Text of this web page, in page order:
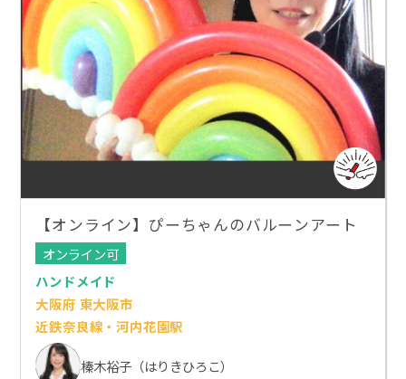
【オンライン】ぴーちゃんのバルーンアート
オンライン可
ハンドメイド
大阪府 東大阪市
近鉄奈良線・河内花園駅
榛木裕子（はりきひろこ）